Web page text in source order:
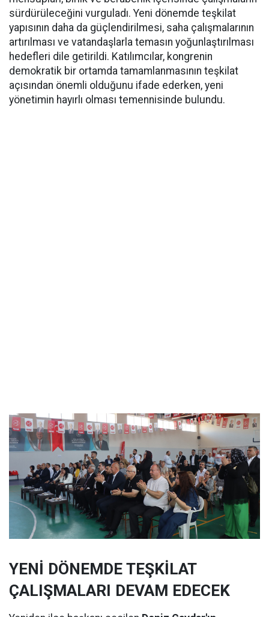
sürdürüleceğini vurguladı. Yeni dönemde teşkilat
yapısının daha da güçlendirilmesi, saha çalışmalarının
artırılması ve vatandaşlarla temasın yoğunlaştırılması
hedefleri dile getirildi. Katılımcılar, kongrenin
demokratik bir ortamda tamamlanmasının teşkilat
açısından önemli olduğunu ifade ederken, yeni
yönetimin hayırlı olması temennisinde bulundu.
YENİ DÖNEMDE TEŞKİLAT
ÇALIŞMALARI DEVAM EDECEK